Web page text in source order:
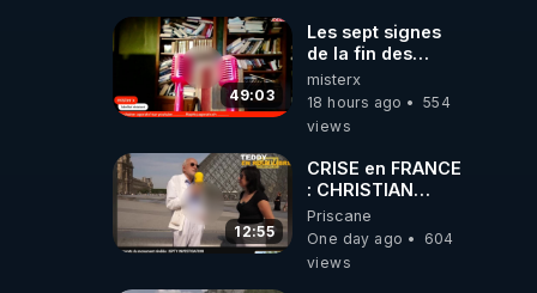
carbone.
49:03
Les sept signes
de la fin des
temps selon
l’intervenant
misterx
18 hours ago
554
views
12:55
CRISE en FRANCE
: CHRISTIAN
COTTEN FAIT une
étrange
découverte
Priscane
One day ago
604
views